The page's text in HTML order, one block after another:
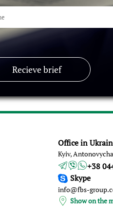
Recieve brief
Office in
Kyiv,
+38
Skype
info@fbs-
Show on the